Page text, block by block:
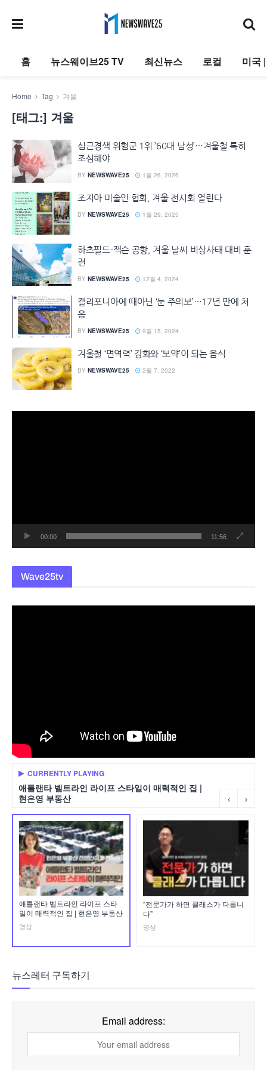
홈 뉴스웨이브25 TV 최신뉴스 로컬 미국
Home Tag 겨울
[태그:] 겨울
심근경색 위험군 1위 ’60대 남성’…겨울철 특히
조심해야
BY NEWSWAVE25 1월 26, 2026
조지아 미술인 협회, 겨울 전시회 열린다
BY NEWSWAVE25 1월 29, 2025
하츠필드-잭슨 공항, 겨울 날씨 비상사태 대비 훈
련
BY NEWSWAVE25 12월 4, 2024
캘리포니아에 때아닌 ‘눈 주의보’…17년 만에 처
음
BY NEWSWAVE25 9월 15, 2024
겨울철 ‘면역력’ 강화와 ‘보약’이 되는 음식
BY NEWSWAVE25 2월 7, 2022
00:00 11:56
Wave25tv
CURRENTLY PLAYING
애틀랜타 벨트라인 라이프 스타일이 매력적인 집 |
현은영 부동산
애틀랜타 벨트라인 라이프 스타
일이 매력적인 집 | 현은영 부동산
영상
“전문가가 하면 클래스가 다릅니
다”
영상
뉴스레터 구독하기
Email address: